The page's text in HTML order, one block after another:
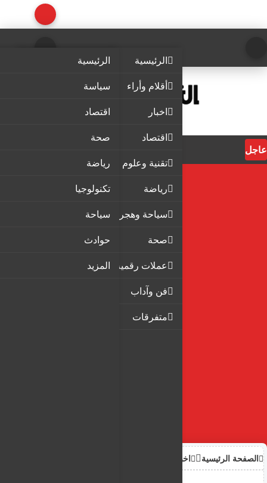
الرئيسية
أقلام وأراء
اخبار
اقتصاد
تقنية وعلوم
رياضة
سياحة وهجرة
صحة
عملات رقمية
فن وآداب
متفرقات
الرئيسية
سياسة
اقتصاد
صحة
رياضة
تكنولوجيا
سياحة
حوادث
المزيد
عاجل
الصفحة الرئيسية اخبار